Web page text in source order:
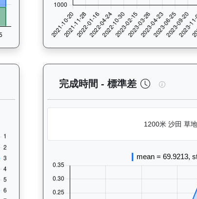
表：查看馬匹最近10場比賽的走位變化
完成時間 - 標準差 實力